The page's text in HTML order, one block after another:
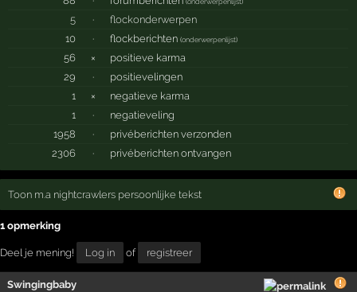
(onderwerpenlijst)
5 ·
flockonderwerpen
10
· flockberichten(onderwerpenlijst)
56 ×
positieve karma
29
·
positievelingen
1
×
negatieve karma
1
·
negatieveling
1958
·
privéberichten verzonden
2306
· privéberichten ontvangen
Toon m.a nightcrawlers persoonlijke tekst
1 opmerking
Deel je mening! Log in of registreer
Swingingbaby